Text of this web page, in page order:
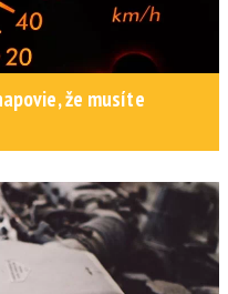
že musíte